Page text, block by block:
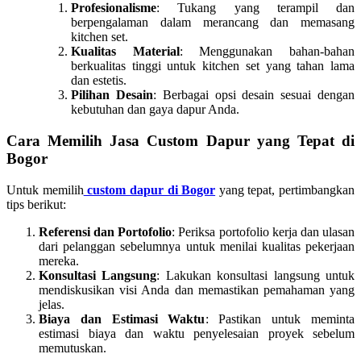
Profesionalisme: Tukang yang terampil dan
berpengalaman dalam merancang dan memasang
kitchen set.
Kualitas Material: Menggunakan bahan-bahan
berkualitas tinggi untuk kitchen set yang tahan lama
dan estetis.
Pilihan Desain: Berbagai opsi desain sesuai dengan
kebutuhan dan gaya dapur Anda.
Cara Memilih Jasa Custom Dapur yang Tepat di
Bogor
Untuk memilih custom dapur di Bogor yang tepat, pertimbangkan
tips berikut:
Referensi dan Portofolio: Periksa portofolio kerja dan ulasan
dari pelanggan sebelumnya untuk menilai kualitas pekerjaan
mereka.
Konsultasi Langsung: Lakukan konsultasi langsung untuk
mendiskusikan visi Anda dan memastikan pemahaman yang
jelas.
Biaya dan Estimasi Waktu: Pastikan untuk meminta
estimasi biaya dan waktu penyelesaian proyek sebelum
memutuskan.